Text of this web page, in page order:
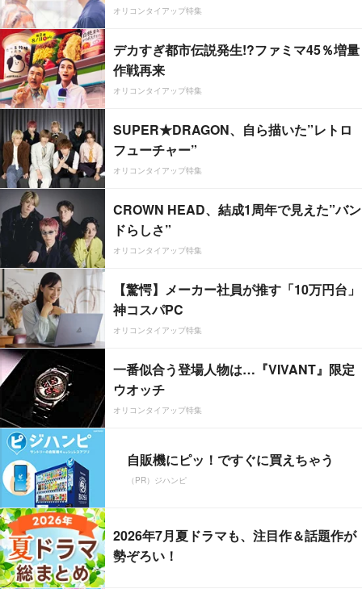
オリコンタイアップ特集
デカすぎ都市伝説発生!?ファミマ45％増量
作戦再来
オリコンタイアップ特集
SUPER★DRAGON、自ら描いた”レトロ
フューチャー”
オリコンタイアップ特集
CROWN HEAD、結成1周年で見えた”バン
ドらしさ”
オリコンタイアップ特集
【驚愕】メーカー社員が推す「10万円台」
神コスパPC
オリコンタイアップ特集
一番似合う登場人物は…『VIVANT』限定
ウオッチ
オリコンタイアップ特集
自販機にピッ！ですぐに買えちゃう
（PR）ジハンピ
2026年7月夏ドラマも、注目作＆話題作が
勢ぞろい！